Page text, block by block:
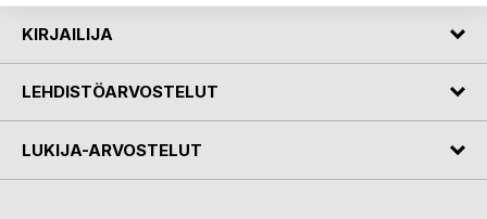
KIRJAILIJA
LEHDISTÖARVOSTELUT
LUKIJA-ARVOSTELUT